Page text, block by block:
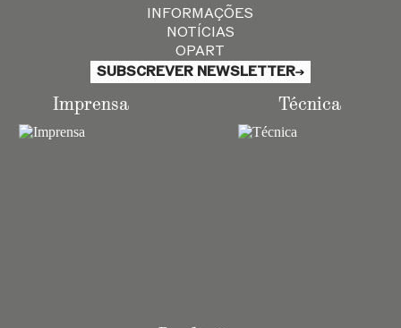
INFORMAÇÕES
NOTÍCIAS
OPART
SUBSCREVER NEWSLETTER
Imprensa Técnica